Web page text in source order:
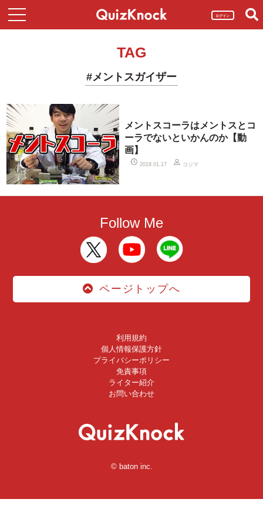
ログイン
TAG
#メントスガイザー
メントスコーラはメントスとコ
ーラでないといかんのか【動
画】
2018.01.17 コジマ
Follow Me
ページトップへ
利用規約
個人情報保護方針
プライバシーポリシー
免責事項
ライター紹介
お問い合わせ
© baton inc.